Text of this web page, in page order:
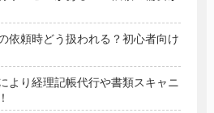
依頼時どう扱われる？初心者向け
より経理記帳代行や書類スキャニ